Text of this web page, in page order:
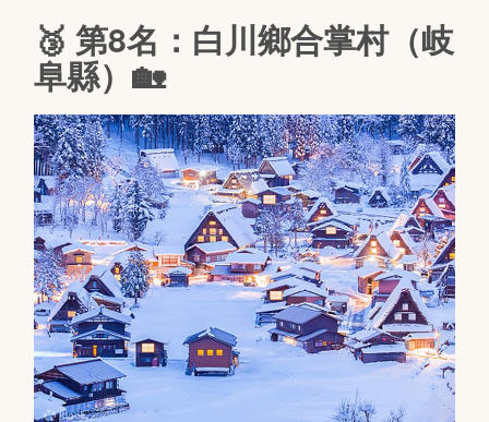
🥉 第8名：白川鄉合掌村（岐
阜縣）🏡